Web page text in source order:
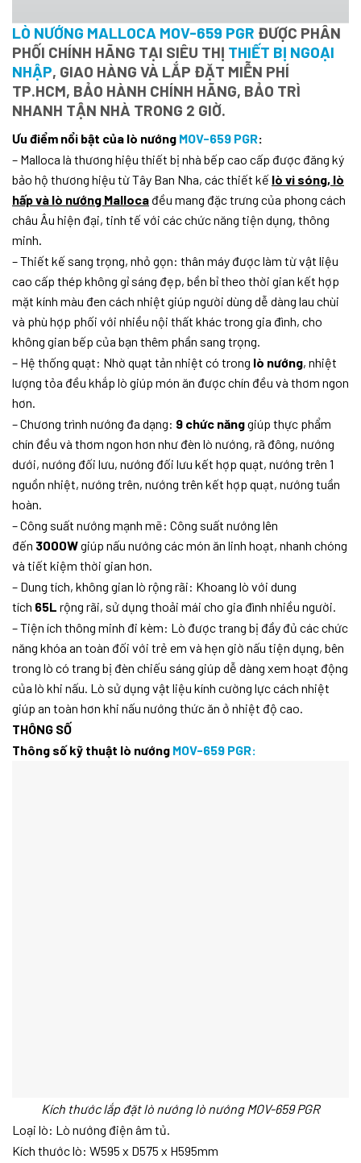
LÒ NƯỚNG MALLOCA MOV-659 PGR ĐƯỢC PHÂN
PHỐI CHÍNH HÃNG TẠI SIÊU THỊ THIẾT BỊ NGOẠI
NHẬP, GIAO HÀNG VÀ LẮP ĐẶT MIỄN PHÍ
TP.HCM, BẢO HÀNH CHÍNH HÃNG, BẢO TRÌ
NHANH TẬN NHÀ TRONG 2 GIỜ.
Ưu điểm nổi bật của lò nướng MOV-659 PGR:
– Malloca là thương hiệu thiết bị nhà bếp cao cấp được đăng ký
bảo hộ thương hiệu từ Tây Ban Nha, các thiết kế lò vi sóng, lò
hấp và lò nướng Malloca đều mang đặc trưng của phong cách
châu Âu hiện đại, tinh tế với các chức năng tiện dụng, thông
minh.
– Thiết kế sang trọng, nhỏ gọn: thân máy được làm từ vật liệu
cao cấp thép không gỉ sáng đẹp, bền bỉ theo thời gian kết hợp
mặt kính màu đen cách nhiệt giúp người dùng dễ dàng lau chùi
và phù hợp phối với nhiều nội thất khác trong gia đình, cho
không gian bếp của bạn thêm phần sang trọng.
– Hệ thống quạt: Nhờ quạt tản nhiệt có trong lò nướng, nhiệt
lượng tỏa đều khắp lò giúp món ăn được chín đều và thơm ngon
hơn.
– Chương trình nướng đa dạng: 9 chức nănggiúp thực phẩm
chín đều và thơm ngon hơn như đèn lò nướng, rã đông, nướng
dưới, nướng đối lưu, nướng đối lưu kết hợp quạt, nướng trên 1
nguồn nhiệt, nướng trên, nướng trên kết hợp quạt, nướng tuần
hoàn.
– Công suất nướng mạnh mẽ: Công suất nướng lên
đến 3000Wgiúp nấu nướng các món ăn linh hoạt, nhanh chóng
và tiết kiệm thời gian hơn.
– Dung tích, không gian lò rộng rãi: Khoang lò với dung
tích 65L rộng rãi, sử dụng thoải mái cho gia đình nhiều người.
– Tiện ích thông minh đi kèm: Lò được trang bị đầy đủ các chức
năng khóa an toàn đối với trẻ em và hẹn giờ nấu tiện dụng, bên
trong lò có trang bị đèn chiếu sáng giúp dễ dàng xem hoạt động
của lò khi nấu. Lò sử dụng vật liệu kính cường lực cách nhiệt
giúp an toàn hơn khi nấu nướng thức ăn ở nhiệt độ cao.
THÔNG SỐ
Thông số kỹ thuật lò nướng MOV-659 PGR:
Kích thước lắp đặt lò nướng lò nướng MOV-659 PGR
Loại lò: Lò nướng điện âm tủ.
Kích thước lò: W595 x D575 x H595mm